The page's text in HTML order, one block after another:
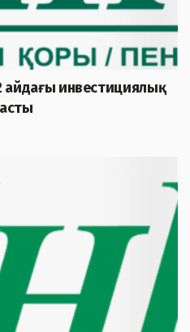
инвестициялық